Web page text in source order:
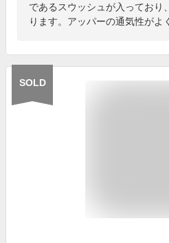
であるスウッシュが入っており
ります。アッパーの通気性がよ
SOLD